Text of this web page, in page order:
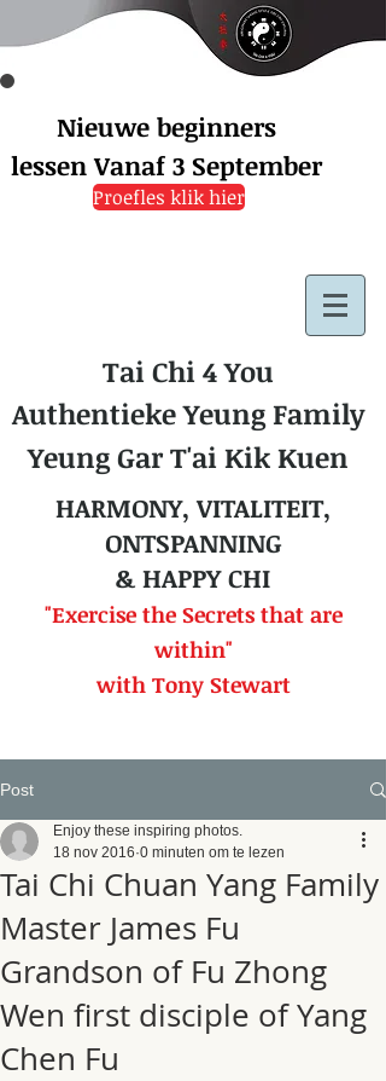
Nieuwe beginners
lessen Vanaf 3 September
Proefles klik hier
Tai Chi 4 You
Authentieke Yeung Family
Yeung Gar T'ai Kik Kuen
HARMONY, VITALITEIT,
ONTSPANNING
& HAPPY CHI
"Exercise the Secrets that are
within"
with Tony Stewart
Post
Tai Chi Chuan Yang Family
Master James Fu
Grandson of Fu Zhong
Wen first disciple of Yang
Chen Fu
Enjoy these inspiring photos.
18 nov 2016 0 minuten om te lezen